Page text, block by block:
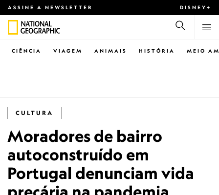
ASSINE A NEWSLETTER DISNEY+
CIÊNCIA VIAGEM ANIMAIS HISTÓRIA MEIO
CULTURA
Moradores de bairro
autoconstruído em
Portugal denunciam vida